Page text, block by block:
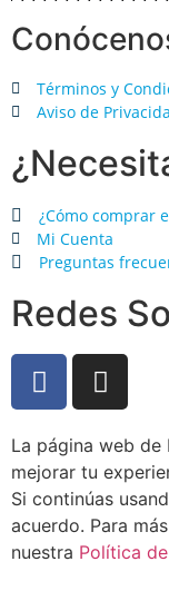
Términos y
Aviso de
¿Cómo comprar
Mi Cuenta
Preguntas
Redes
La página web de
mejorar tu
Si continúas
acuerdo. Para
nuestra Política